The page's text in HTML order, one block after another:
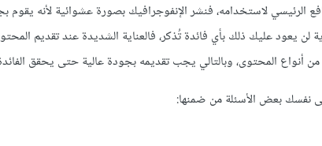
الرئيسي لاستخدامه، فنشر الإنفوجرافيك بصورة عشوائية لأنه
يعود عليك ذلك بأي فائدة تُذكر، فالعناية الشديدة عند تقديم
أنواع المحتوى، وبالتالي يجب تقديمه بجودة عالية حتى يحقق
نفسك بعض الأسئلة من ضمنها: